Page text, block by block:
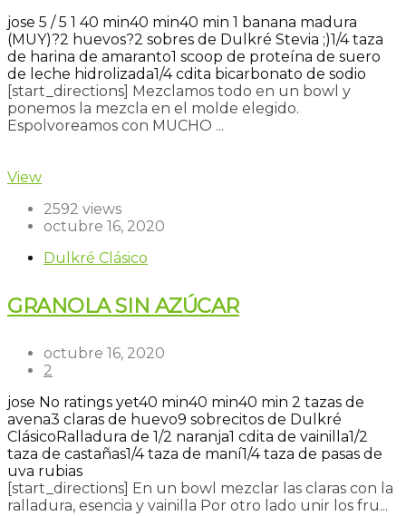
jose 5 /5 1 40 min40 min40 min 1 banana madura
(MUY)?2 huevos?2 sobres de Dulkré Stevia ;)1/4 taza
de harina de amaranto1 scoop de proteína de suero
de leche hidrolizada1/4 cdita bicarbonato de sodio
[start_directions] Mezclamos todo en un bowl y
ponemos la mezcla en el molde elegido.
Espolvoreamos con MUCHO ...
View
2592 views
octubre 16, 2020
Dulkré Clásico
GRANOLA SIN AZÚCAR
octubre 16, 2020
2
jose No ratings yet40 min40 min40 min 2 tazas de
avena3 claras de huevo9 sobrecitos de Dulkré
Clásico Ralladura de 1/2 naranja1 cdita de vainilla1/2
taza de castañas1/4 taza de maní1/4 taza de pasas de
uva rubias
[start_directions] En un bowl mezclar las claras con la
ralladura, esencia y vainilla Por otro lado unir los fru...